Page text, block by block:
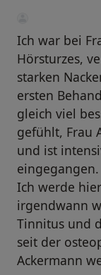
Ich war bei
Hörsturzes,
starken
ersten
gleich viel
gefühlt, Frau
und ist
eingegangen.
Ich werde
irgendwann
Tinnitus und
seit der
Ackermann